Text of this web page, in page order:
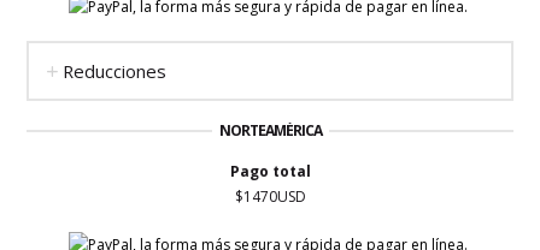
Reducciones
NORTEAMÉRICA
Pago total
$1470USD